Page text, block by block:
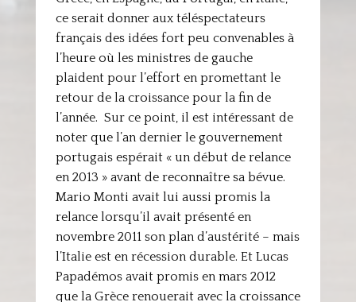
ce serait donner aux téléspectateurs
français des idées fort peu convenables à
l’heure où les ministres de gauche
plaident pour l’effort en promettant le
retour de la croissance pour la fin de
l’année. Sur ce point, il est intéressant de
noter que l’an dernier le gouvernement
portugais espérait « un début de relance
en 2013 » avant de reconnaître sa bévue.
Mario Monti avait lui aussi promis la
relance lorsqu’il avait présenté en
novembre 2011 son plan d’austérité – mais
l’Italie est en récession durable. Et Lucas
Papadémos avait promis en mars 2012
que la Grèce renouerait avec la croissance